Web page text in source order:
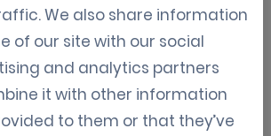
We also share information
of our site with our social
and analytics partners
it with other information
to them or that they’ve